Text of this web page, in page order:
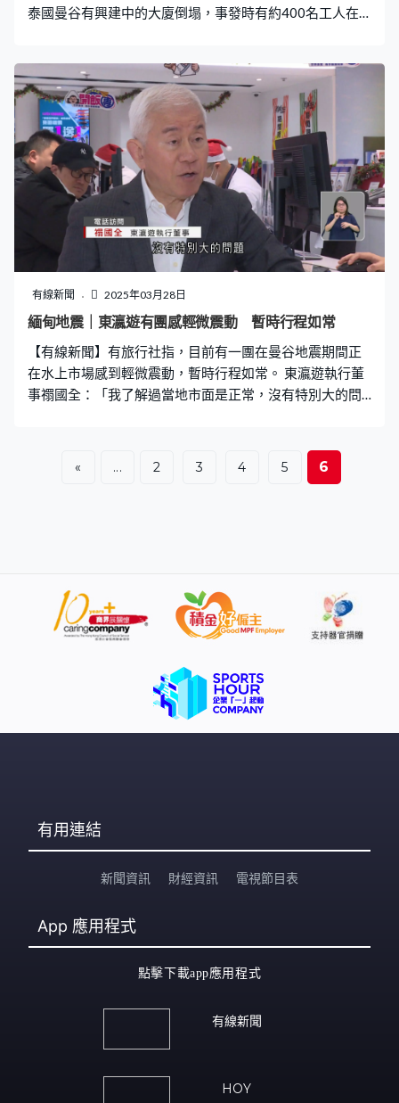
泰國曼谷有興建中的大廈倒塌，事發時有約400名工人在
建的30層高大廈因強震倒塌，有工人被困瓦礫。原本在布
吉視察的總理佩通坦，地震後馬上返回曼谷召開緊急會
議，並往塌樓現場了解救援情況。救援隊伍偵測到生命跡
象，晚上有被困的人獲救。曼谷多幢高層建築在今次強震
受損，有天台泳池的池水傾倒下來變成瀑布，兩幢相鄰的
高樓搖晃，連接大樓高空橋斷開，不停有碎片掉下。曼谷
詩麗吉王后國家會議中心事發時有大批人群，眾人爭相逃
跑，亦有遊客憶述從商場逃生經過。遊客莫頓：「突然整
座建築物都在動，馬上尖叫四起、一片恐慌，我最初都能
冷靜地行走，但後來建築實在搖晃得厲害。」泰國全國多
地都感受到這次強烈地震，曼谷進入緊急狀態，部分地鐵
及輕軌列車服務暫停，證券所停止交易、學校停課，泰國
機場公司檢查旗下多個機場設施安全情況後恢復運作。 這
次地震在本港時間周五下午2時半發生，震央位於緬甸實皆
省西北部，接近第二大城市曼德勒。中
有線新聞 2025年03月28日
緬甸地震｜東瀛遊有團感輕微震動 暫時行程如常
【有線新聞】有旅行社指，目前有一團在曼谷地震期間正
在水上市場感到輕微震動，暫時行程如常。 東瀛遊執行董
事禤國全：「我了解過當地市面是正常，沒有特別大的問
有受到影響。」 機場顯示屏看到，多間航空公司往曼谷的
航班如常出發未受影響，旅客亦繼續到櫃台辦理登機手
« ... 2 3 4 5 6
有用連結
新聞資訊 財經資訊 電視節目表
App 應用程式
點擊下載app應用程式
有線新聞
HOY